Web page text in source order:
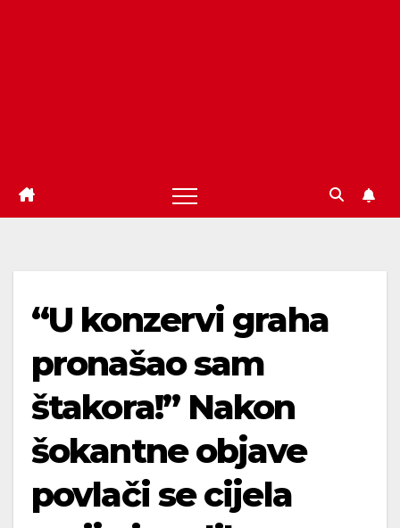
“U konzervi graha
pronašao sam
štakora!” Nakon
šokantne objave
povlači se cijela